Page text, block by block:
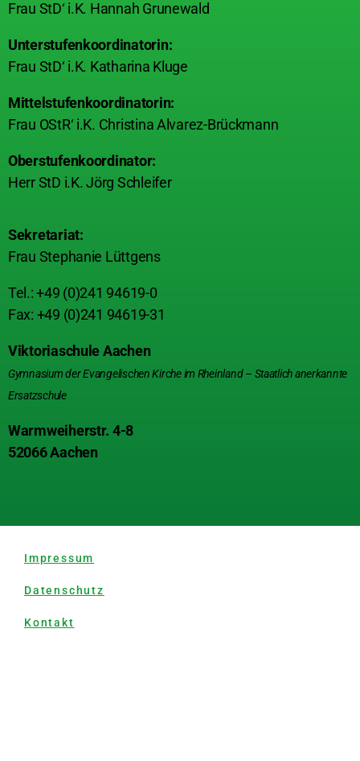
Frau StD‘ i.K. Hannah Grunewald
Unterstufenkoordinatorin:
Frau StD‘ i.K. Katharina Kluge
Mittelstufenkoordinatorin:
Frau OStR‘ i.K. Christina Alvarez-Brückmann
Oberstufenkoordinator:
Herr StD i.K. Jörg Schleifer
Sekretariat:
Frau Stephanie Lüttgens
Tel.: +49 (0)241 94619-0
Fax: +49 (0)241 94619-31
Viktoriaschule Aachen
Gymnasium der Evangelischen Kirche im Rheinland – Staatlich anerkannte
Ersatzschule
Warmweiherstr. 4-8
52066 Aachen
Impressum
Datenschutz
Kontakt